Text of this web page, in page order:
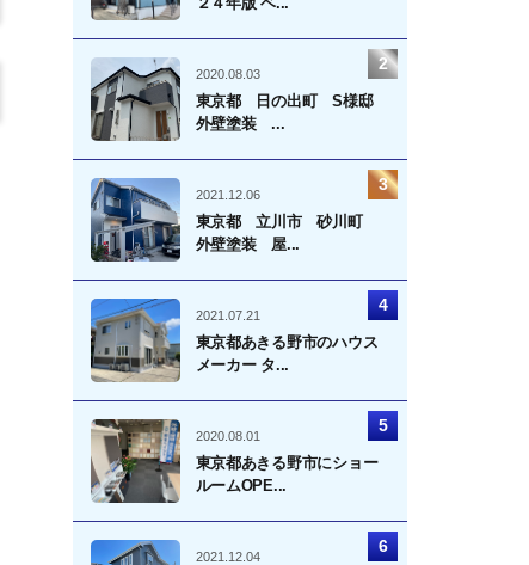
2020.08.03
東京都 日の出町 S様邸
外壁塗装 ...
2021.12.06
東京都 立川市 砂川町
外壁塗装 屋...
2021.07.21
東京都あきる野市のハウス
メーカー タ...
2020.08.01
東京都あきる野市にショー
ルームOPE...
2021.12.04